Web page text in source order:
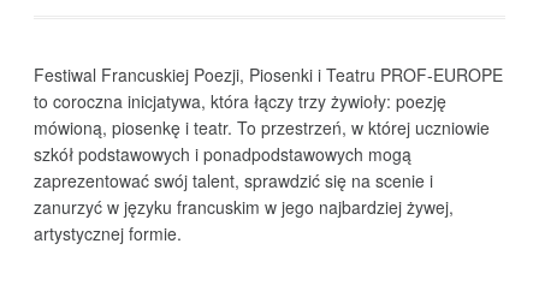
Festiwal Francuskiej Poezji, Piosenki i Teatru PROF‑EUROPE
to coroczna inicjatywa, która łączy trzy żywioły: poezję
mówioną, piosenkę i teatr. To przestrzeń, w której uczniowie
szkół podstawowych i ponadpodstawowych mogą
zaprezentować swój talent, sprawdzić się na scenie i
zanurzyć w języku francuskim w jego najbardziej żywej,
artystycznej formie.